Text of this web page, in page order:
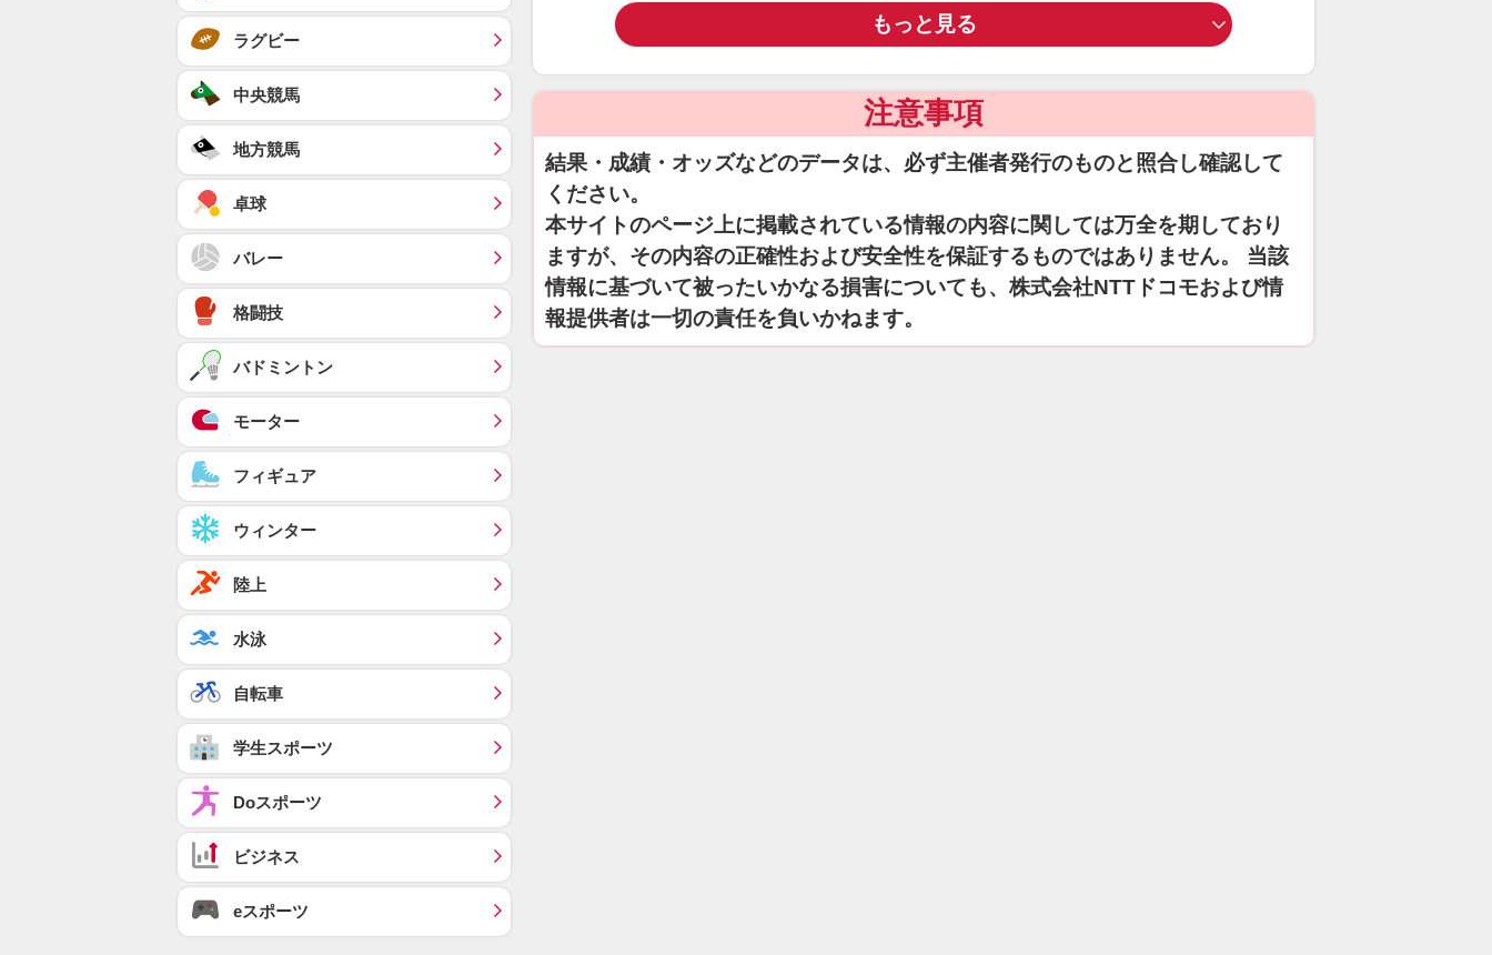
もっと見る
注意事項
結果・成績・オッズなどのデータは、必ず主催者発行のものと照合し確認して
ください。
本サイトのページ上に掲載されている情報の内容に関しては万全を期しており
ますが、その内容の正確性および安全性を保証するものではありません。 当該
情報に基づいて被ったいかなる損害についても、株式会社NTTドコモおよび情
報提供者は一切の責任を負いかねます。
ラグビー
中央競馬
地方競馬
卓球
バレー
格闘技
バドミントン
モーター
フィギュア
ウィンター
陸上
水泳
自転車
学生スポーツ
Doスポーツ
ビジネス
eスポーツ